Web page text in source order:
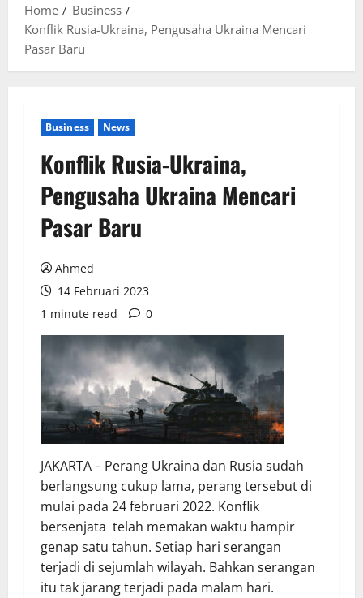
Home
Business
Konflik Rusia-Ukraina, Pengusaha Ukraina Mencari
Pasar Baru
Business News
Konflik Rusia-Ukraina,
Pengusaha Ukraina Mencari
Pasar Baru
Ahmed
14 Februari 2023
1 minute read
0
JAKARTA – Perang Ukraina dan Rusia sudah
berlangsung cukup lama, perang tersebut di
mulai pada 24 februari 2022. Konflik
bersenjata telah memakan waktu hampir
genap satu tahun. Setiap hari serangan
terjadi di sejumlah wilayah. Bahkan serangan
itu tak jarang terjadi pada malam hari.